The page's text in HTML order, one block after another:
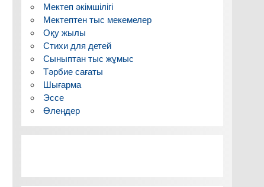
Мектеп әкімшілігі
Мектептен тыс мекемелер
Оқу жылы
Стихи для детей
Сыныптан тыс жұмыс
Тәрбие сағаты
Шығарма
Эссе
Өлеңдер